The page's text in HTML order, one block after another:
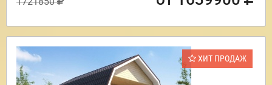
ХИТ ПРОДАЖ